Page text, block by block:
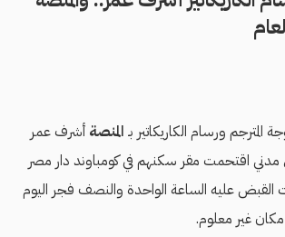
ورسام الكاريكاتير بـ المنصة أشرف عمر
مدني اقتحمت مقر سكنهم في كومباوند دار مصر
القبض عليه الساعة الواحدة والنصف فجر اليوم
مكان غير معلوم.